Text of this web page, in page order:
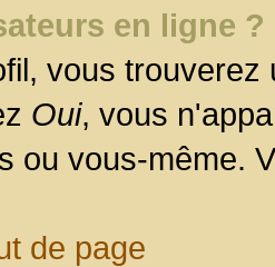
en ligne ?
vous
Oui, vous
ou vous-même.
de page